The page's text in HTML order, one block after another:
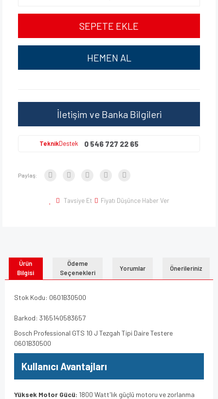
SEPETE EKLE
HEMEN AL
İletişim ve Banka Bilgileri
TeknikDestek 0 546 727 22 65
Paylaş:
Tavsiye Et Fiyatı Düşünce Haber Ver
Ürün
Bilgisi
Ödeme
Seçenekleri
Yorumlar Önerileriniz
Stok Kodu: 0601B30500
Barkod: 3165140583657
Bosch Professional GTS 10 J Tezgah Tipi Daire Testere
0601B30500
Kullanıcı Avantajları
Yüksek Motor Gücü: 1800 Watt'lık güçlü motoru ve zorlanma